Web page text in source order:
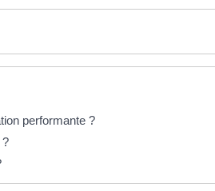
performante ?
?